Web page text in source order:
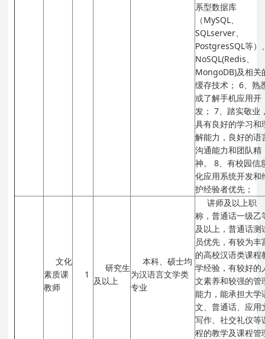
系型数据库
（MySQL、
SQLserver、
PostgresSQL等）
NoSQL(Redis、
MongoDB)及相关
缓存技术； 6、熟
或了解手机应用开
发； 7、踏实敬业
具有良好的学习和
解能力，良好的语
沟通能力和团队精
神。
8、有校园信
化应用系统开发和
护经验者优先；
文化
素质课
教师
1
研究生
及以上
本科、硕士均
为汉语言文学类
专业
讲师及以上职
称，普通话一级乙
及以上，普通话测
员优先，有较为丰
的高校汉语类课程
学经验，有较好的
文素养和较强的管
能力，能承担大学
文、普通话、应用
写作、社交礼仪等
程的教学及课程管